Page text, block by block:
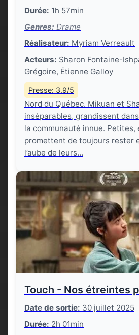
Durée: 1h 57min
Genres: Drame
Réalisateur: Myriam Verreault
Acteurs: Sharon Fontaine-
Grégoire, Étienne Galloy
Presse: 3.9/5
Nord du Québec. Mikuan et
inséparables, grandissent
la communauté innue. Petites,
promettent de toujours rester
l’aube de leurs...
Touch - Nos étreintes
Date de sortie: 30 juillet 2025
Durée: 2h 01min